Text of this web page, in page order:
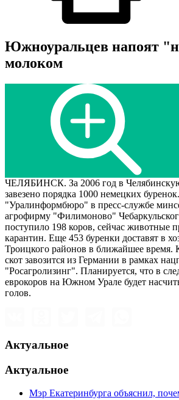
Южноуральцев напоят
молоком
ЧЕЛЯБИНСК. За 2006 год в Челябинскую
завезено порядка 1000 немецких
"Уралинформбюро" в пресс-службе
агрофирму "Филимоново"
поступило 198 коров, сейчас животные
карантин. Еще 453 буренки доставят в
Троицкого районов в ближайшее время.
скот завозится из Германии в рамках
"Росагролизинг". Планируется, что в
еврокоров на Южном Урале будет
голов.
Актуальное
Актуальное
Мэр Екатеринбурга объяснил,